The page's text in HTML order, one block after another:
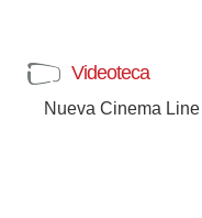
Videoteca
Nueva Cinema